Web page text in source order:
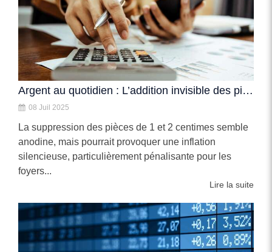
Argent au quotidien : L’addition invisible des pièces rouges
08 Juil 2025
La suppression des pièces de 1 et 2 centimes semble
anodine, mais pourrait provoquer une inflation
silencieuse, particulièrement pénalisante pour les
foyers...
Lire la suite